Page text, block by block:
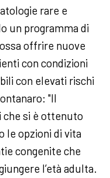
rare e
un programma di
offrire nuove
con condizioni
con elevati rischi
"Il
si è ottenuto
le opzioni di vita
congenite che
l’età adulta.